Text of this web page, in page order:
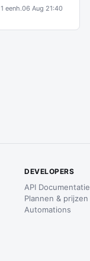
1 eenh.06 Aug 21:40
DEVELOPERS
API Documentatie
Plannen & prijzen
Automations